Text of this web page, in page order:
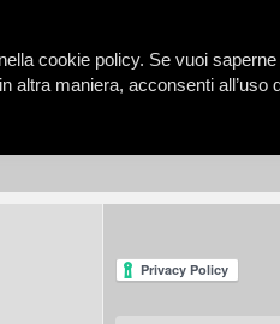
cookie policy. Se vuoi
altra maniera, acconsenti all’uso